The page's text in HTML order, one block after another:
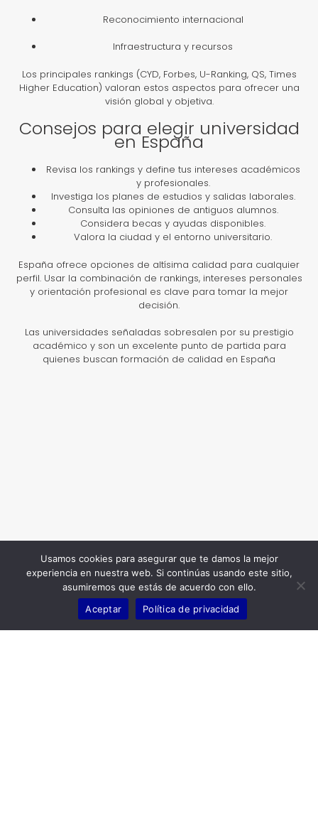
Reconocimiento internacional
Infraestructura y recursos
Los principales rankings (CYD, Forbes, U-Ranking, QS, Times
Higher Education) valoran estos aspectos para ofrecer una
visión global y objetiva.
Consejos para elegir universidad
en España
Revisa los rankings y define tus intereses académicos
y profesionales.
Investiga los planes de estudios y salidas laborales.
Consulta las opiniones de antiguos alumnos.
Considera becas y ayudas disponibles.
Valora la ciudad y el entorno universitario.
España ofrece opciones de altísima calidad para cualquier
perfil. Usar la combinación de rankings, intereses personales
y orientación profesional es clave para tomar la mejor
decisión.
Las universidades señaladas sobresalen por su prestigio
académico y son un excelente punto de partida para
quienes buscan formación de calidad en España
Usamos cookies para asegurar que te damos la mejor
experiencia en nuestra web. Si continúas usando este sitio,
asumiremos que estás de acuerdo con ello.
Aceptar
Política de privacidad